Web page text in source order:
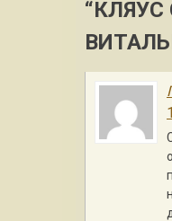
“КЛЯУС